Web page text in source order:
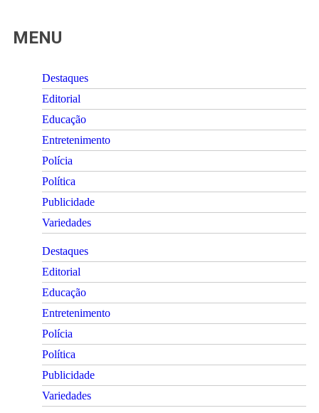
MENU
Destaques
Editorial
Educação
Entretenimento
Polícia
Política
Publicidade
Variedades
Destaques
Editorial
Educação
Entretenimento
Polícia
Política
Publicidade
Variedades